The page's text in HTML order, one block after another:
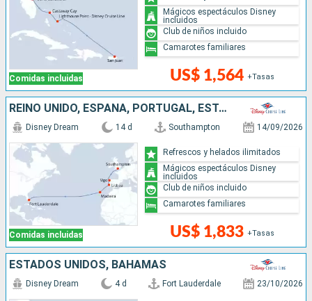
Comidas incluidas US$ 1,564 +Tasas
Mágicos espectáculos Disney
incluidos
Club de niños incluido
Camarotes familiares
REINO UNIDO, ESPAÑA, PORTUGAL, ESTADOS UNIDOS
Comidas incluidas
Disney Dream 14 d Southampton 14/09/2026
US$ 1,833 +Tasas
Refrescos y helados ilimitados
Mágicos espectáculos Disney
incluidos
Club de niños incluido
Camarotes familiares
ESTADOS UNIDOS, BAHAMAS
Disney Dream 4 d Fort Lauderdale 23/10/2026